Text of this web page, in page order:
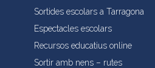
Sortides escolars a Tarragona
Espectacles escolars
Recursos educatius online
Sortir amb nens – rutes